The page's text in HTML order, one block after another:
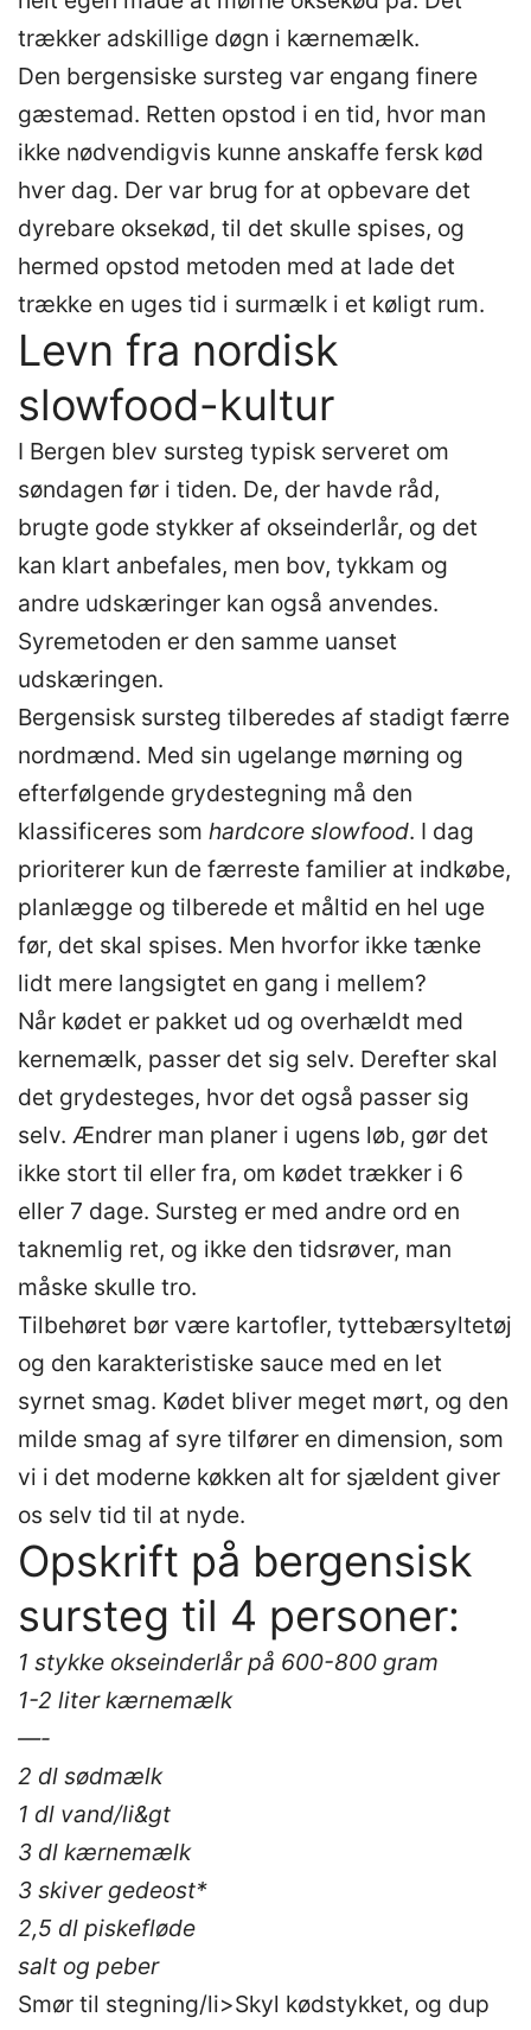
trækker adskillige døgn i kærnemælk.
Den bergensiske sursteg var engang finere
gæstemad. Retten opstod i en tid, hvor man
ikke nødvendigvis kunne anskaffe fersk kød
hver dag. Der var brug for at opbevare det
dyrebare oksekød, til det skulle spises, og
hermed opstod metoden med at lade det
trække en uges tid i surmælk i et køligt rum.
Levn fra nordisk
slowfood-kultur
I Bergen blev sursteg typisk serveret om
søndagen før i tiden. De, der havde råd,
brugte gode stykker af okseinderlår, og det
kan klart anbefales, men bov, tykkam og
andre udskæringer kan også anvendes.
Syremetoden er den samme uanset
udskæringen.
Bergensisk sursteg tilberedes af stadigt færre
nordmænd. Med sin ugelange mørning og
efterfølgende grydestegning må den
klassificeres som hardcore slowfood. I dag
prioriterer kun de færreste familier at indkøbe,
planlægge og tilberede et måltid en hel uge
før, det skal spises. Men hvorfor ikke tænke
lidt mere langsigtet en gang i mellem?
Når kødet er pakket ud og overhældt med
kernemælk, passer det sig selv. Derefter skal
det grydesteges, hvor det også passer sig
selv. Ændrer man planer i ugens løb, gør det
ikke stort til eller fra, om kødet trækker i 6
eller 7 dage. Sursteg er med andre ord en
taknemlig ret, og ikke den tidsrøver, man
måske skulle tro.
Tilbehøret bør være kartofler, tyttebærsyltetøj
og den karakteristiske sauce med en let
syrnet smag. Kødet bliver meget mørt, og den
milde smag af syre tilfører en dimension, som
vi i det moderne køkken alt for sjældent giver
os selv tid til at nyde.
Opskrift på bergensisk
sursteg til 4 personer:
1 stykke okseinderlår på 600-800 gram
1-2 liter kærnemælk
—-
2 dl sødmælk
1 dl vand/li&gt
3 dl kærnemælk
3 skiver gedeost*
2,5 dl piskefløde
salt og peber
Smør til stegning/li>Skyl kødstykket, og dup